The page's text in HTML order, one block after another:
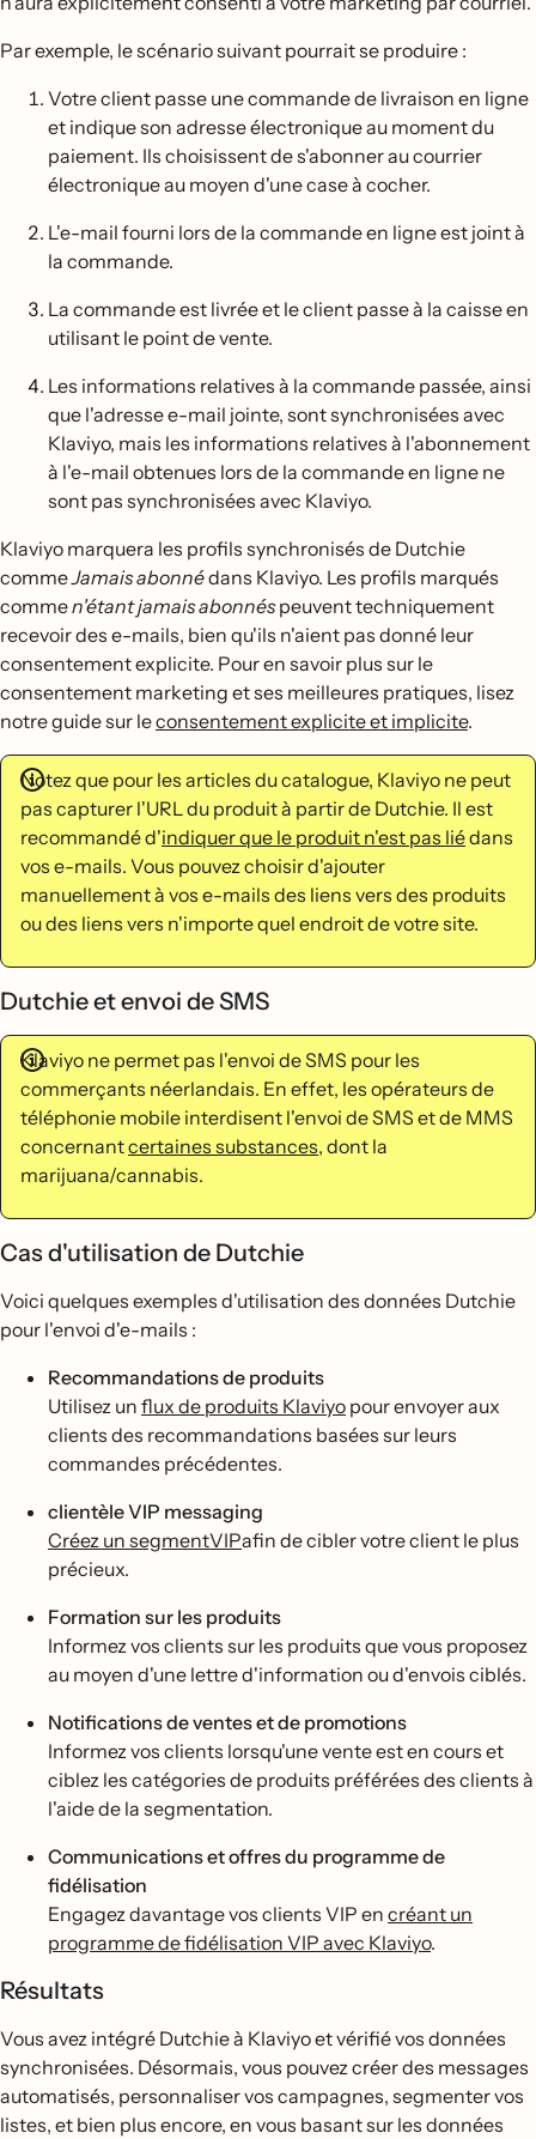
Par exemple, le scénario suivant pourrait se produire :
Votre client passe une commande de livraison en ligne
et indique son adresse électronique au moment du
paiement. Ils choisissent de s'abonner au courrier
électronique au moyen d'une case à cocher.
L'e-mail fourni lors de la commande en ligne est joint à
la commande.
La commande est livrée et le client passe à la caisse en
utilisant le point de vente.
Les informations relatives à la commande passée, ainsi
que l'adresse e-mail jointe, sont synchronisées avec
Klaviyo, mais les informations relatives à l'abonnement
à l'e-mail obtenues lors de la commande en ligne ne
sont pas synchronisées avec Klaviyo.
Klaviyo marquera les profils synchronisés de Dutchie
commeJamais abonnédans Klaviyo. Les profils marqués
commen'étant jamais abonnéspeuvent techniquement
recevoir des e-mails, bien qu'ils n'aient pas donné leur
consentement explicite. Pour en savoir plus sur le
consentement marketing et ses meilleures pratiques, lisez
notre guide sur leconsentement explicite et implicite.
Notez que pour les articles du catalogue, Klaviyo ne peut
pas capturer l'URL du produit à partir de Dutchie. Il est
recommandé d'indiquer que le produit n'est pas liédans
vos e-mails. Vous pouvez choisir d'ajouter
manuellement à vos e-mails des liens vers des produits
ou des liens vers n'importe quel endroit de votre site.
Dutchie et envoi de SMS
Klaviyo ne permet pas l'envoi de SMS pour les
commerçants néerlandais. En effet, les opérateurs de
téléphonie mobile interdisent l'envoi de SMS et de MMS
concernantcertaines substances, dont la
marijuana/cannabis.
Cas d'utilisation de Dutchie
Voici quelques exemples d'utilisation des données Dutchie
pour l'envoi d'e-mails :
Recommandations de produits
Utilisez un flux de produits Klaviyo pour envoyer aux
clients des recommandations basées sur leurs
commandes précédentes.
clientèle VIP messaging
Créez un segmentVIPafin de cibler votre client le plus
précieux.
Formation sur les produits
Informez vos clients sur les produits que vous proposez
au moyen d'une lettre d'information ou d'envois ciblés.
Notifications de ventes et de promotions
Informez vos clients lorsqu'une vente est en cours et
ciblez les catégories de produits préférées des clients à
l'aide de la segmentation.
Communications et offres du programme de
fidélisation
Engagez davantage vos clients VIP en créant un
programme de fidélisation VIP avec Klaviyo.
Résultats
Vous avez intégré Dutchie à Klaviyo et vérifié vos données
synchronisées. Désormais, vous pouvez créer des messages
automatisés, personnaliser vos campagnes, segmenter vos
listes, et bien plus encore, en vous basant sur les données